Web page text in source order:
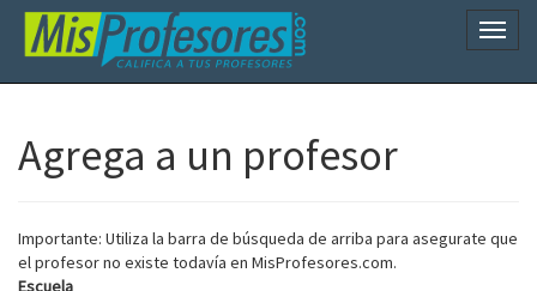
Agrega a un profesor
Importante: Utiliza la barra de búsqueda de arriba para asegurate que
el profesor no existe todavía en MisProfesores.com.
Escuela